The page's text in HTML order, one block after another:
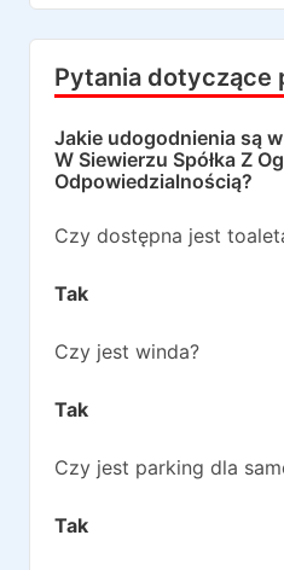
Pytania dotyczące
Jakie udogodnienia są w
W Siewierzu Spółka Z
Odpowiedzialnością?
Czy dostępna jest
Tak
Czy jest winda?
Tak
Czy jest parking dla
Tak